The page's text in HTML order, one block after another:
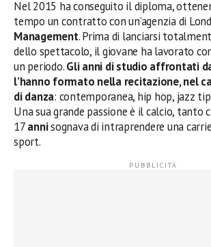
Nel 2015 ha conseguito il diploma,
tempo un contratto con un’agenzia di
Management. Prima di lanciarsi
dello spettacolo, il giovane ha lavorato
un periodo.Gli anni di studio affrontati
l’hanno formato nella recitazione, nel
di danza: contemporanea, hip hop, jazz
Una sua grande passione è il calcio, tanto
17annisognava di intraprendere una
sport.